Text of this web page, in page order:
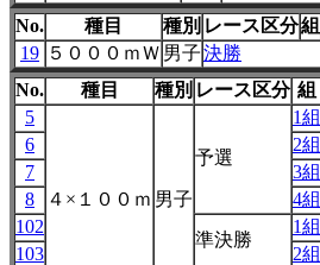
No.
種目 種別 レース区分組
19 ５０００ｍＷ 男子決勝
No.
種目 種別 レース区分 組
5
４×１００ｍ 男子
予選
1組
6
2組
7
3組
8
4組
102
準決勝
1組
103
2組